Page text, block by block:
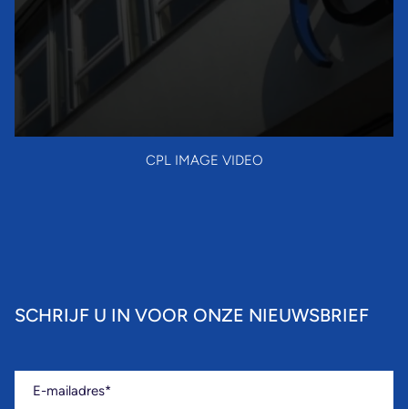
CPL IMAGE VIDEO
SCHRIJF U IN VOOR ONZE NIEUWSBRIEF